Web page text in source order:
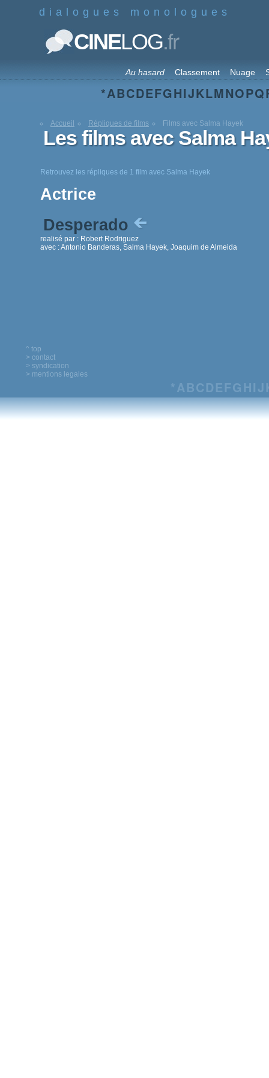
dialogues monologues
CINELOG.fr
Au hasard Classement Nuage
*ABCDEFGHIJKLMNOPQ
Accueil Répliques de films Films avec Salma Hayek
Les films avec Salma
Retrouvez les répliques de 1 film avec Salma Hayek
Actrice
Desperado
realisé par : Robert Rodriguez
avec :Antonio Banderas, Salma Hayek, Joaquim de Almeida
^ top
> contact
> syndication
> mentions legales
*ABCDEFG HIJ